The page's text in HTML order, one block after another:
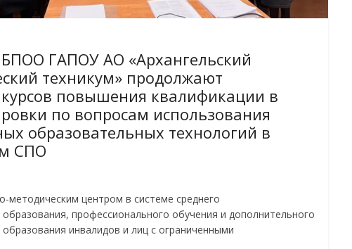
ГАПОУ АО «Архангельский
техникум» продолжают
повышения квалификации в
по вопросам использования
образовательных технологий в
СПО
центром в системе среднего
профессионального обучения и дополнительного
инвалидов и лиц с ограниченными